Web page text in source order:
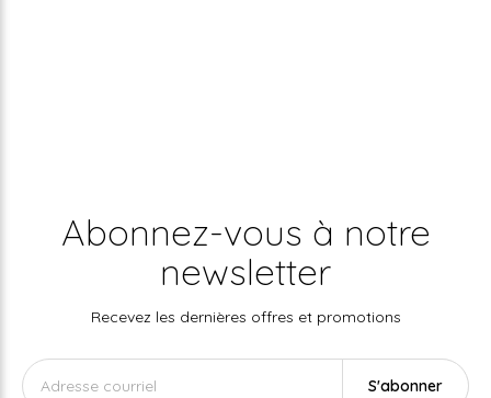
Abonnez-vous à notre
newsletter
Recevez les dernières offres et promotions
S'abonner